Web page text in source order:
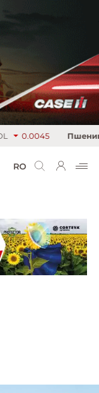
0.0045 Пшеница
RO